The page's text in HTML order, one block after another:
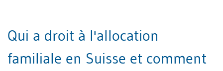
Qui a droit à l'allocation
familiale en Suisse et comment